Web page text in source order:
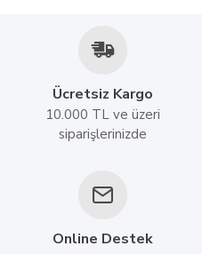
Ücretsiz Kargo
10.000 TL ve üzeri
siparişlerinizde
Online Destek